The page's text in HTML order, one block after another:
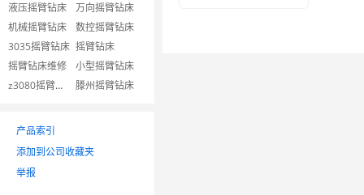
液压摇臂钻床
万向摇臂钻床
机械摇臂钻床
数控摇臂钻床
3035摇臂钻床 摇臂钻床
摇臂钻床维修
小型摇臂钻床
z3080摇臂钻床
滕州摇臂钻床
产品索引
添加到公司收藏夹
举报